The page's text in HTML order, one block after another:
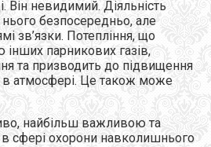
Він невидимий. Діяльність
безпосередньо, але
зв’язки. Потепління, що
інших парникових газів,
та призводить до підвищення
в атмосфері. Це також може
найбільш важливою та
сфері охорони навколишнього